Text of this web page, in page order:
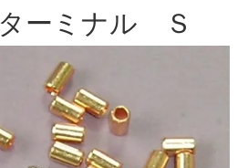
ーミナル Ｓ